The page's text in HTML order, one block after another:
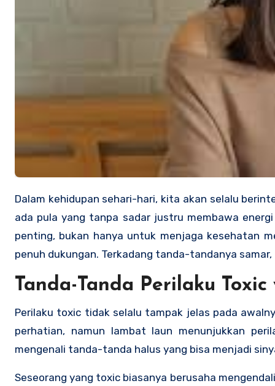
Dalam kehidupan sehari-hari, kita akan selalu berinteraksi dengan berbagai tipe orang. Ada yang memberi energi positif,
ada pula yang tanpa sadar justru membawa
penting, bukan hanya untuk menjaga kesehatan
penuh dukungan. Terkadang tanda-tandanya
Tanda-Tanda Perilaku
Perilaku toxic tidak selalu tampak jelas pada
perhatian, namun lambat laun menunjukkan
mengenali tanda-tanda halus yang bisa menjadi
Seseorang yang toxic biasanya berusaha